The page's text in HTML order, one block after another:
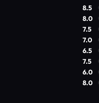
8.5
8.0
7.5
7.0
6.5
7.5
6.0
8.0